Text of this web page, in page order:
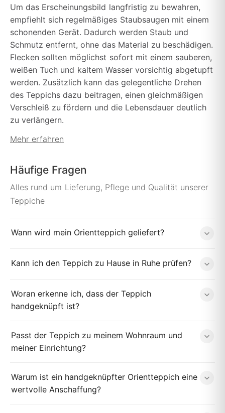
Um das Erscheinungsbild langfristig zu bewahren,
empfiehlt sich regelmäßiges Staubsaugen mit einem
schonenden Gerät. Dadurch werden Staub und
Schmutz entfernt, ohne das Material zu beschädigen.
Flecken sollten möglichst sofort mit einem sauberen,
weißen Tuch und kaltem Wasser vorsichtig abgetupft
werden. Zusätzlich kann das gelegentliche Drehen
des Teppichs dazu beitragen, einen gleichmäßigen
Verschleiß zu fördern und die Lebensdauer deutlich
zu verlängern.
Mehr erfahren
Häufige Fragen
Alles rund um Lieferung, Pflege und Qualität unserer
Teppiche
Wann wird mein Orientteppich geliefert?
Kann ich den Teppich zu Hause in Ruhe prüfen?
Woran erkenne ich, dass der Teppich
handgeknüpft ist?
Passt der Teppich zu meinem Wohnraum und
meiner Einrichtung?
Warum ist ein handgeknüpfter Orientteppich eine
wertvolle Anschaffung?